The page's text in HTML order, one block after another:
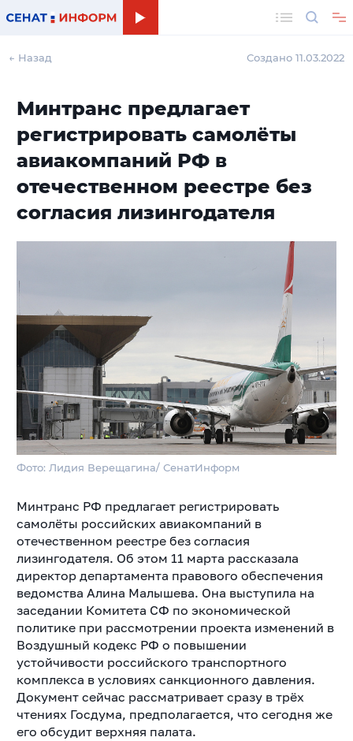
← Назад Создано 11.03.2022
Минтранс предлагает
регистрировать самолёты
авиакомпаний РФ в
отечественном реестре без
согласия лизингодателя
Фото: Лидия Верещагина/ СенатИнформ
Минтранс РФ предлагает регистрировать
самолёты российских авиакомпаний в
отечественном реестре без согласия
лизингодателя. Об этом 11 марта рассказала
директор департамента правового обеспечения
ведомства Алина Малышева. Она выступила на
заседании Комитета СФ по экономической
политике при рассмотрении проекта изменений в
Воздушный кодекс РФ о повышении
устойчивости российского транспортного
комплекса в условиях санкционного давления.
Документ сейчас рассматривает сразу в трёх
чтениях Госдума, предполагается, что сегодня же
его обсудит верхняя палата.